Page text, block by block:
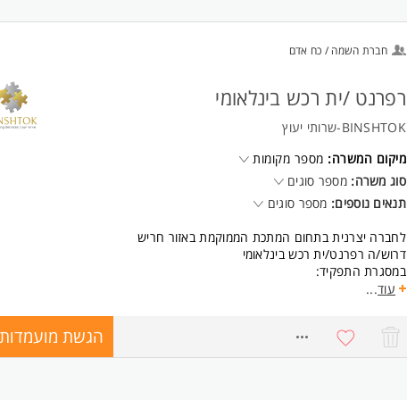
חברת השמה / כח אדם
רפרנט /ית רכש בינלאומי
BINSHTOK-שרותי יעוץ
מיקום המשרה: מספר מקומות
סוג משרה: מספר סוגים
תנאים נוספים: מספר סוגים
לחברה יצרנית בתחום המתכת הממוקמת באזור חריש
דרוש/ה רפרנט/ית רכש בינלאומי
במסגרת התפקיד:
אחריות מלאה על ניהול תהליכי רכש בינלאומי מספקים בחו"ל.
טיפול מקצה לקצה בכל תהליכי היבוא והיצוא: שילוח, מכס, רגולציה ותיעוד.
אחריות על הצד הלוגיסטי של ההזמנות - מעקב, תיאום ואספקה בזמן.
עבודה שוטפת מול גורמי פנים ( הנדסה, כספים, מחסנים, תפעול) וגורמי חוץ
עוד...
הגשת מועמדות